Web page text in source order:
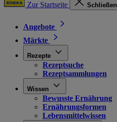
Zur Startseite Schließen
Angebote
Märkte
Rezepte
Rezeptsuche
Rezeptsammlungen
Wissen
Bewusste Ernährung
Ernährungsformen
Lebensmittelwissen